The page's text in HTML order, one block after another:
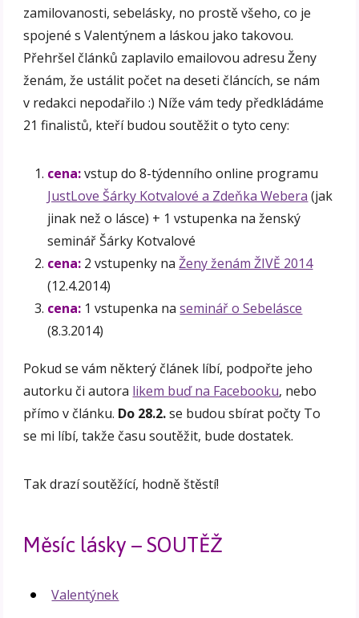
zamilovanosti, sebelásky, no prostě všeho, co je
spojené s Valentýnem a láskou jako takovou.
Přehršel článků zaplavilo emailovou adresu Ženy
ženám, že ustálit počet na deseti článcích, se nám
v redakci nepodařilo :) Níže vám tedy předkládáme
21 finalistů, kteří budou soutěžit o tyto ceny:
cena:vstup do 8-týdenního online programu
JustLove Šárky Kotvalové a Zdeňka Webera (jak
jinak než o lásce) + 1 vstupenka na ženský
seminář Šárky Kotvalové
cena: 2 vstupenky naŽeny ženám ŽIVĚ 2014
(12.4.2014)
cena: 1 vstupenka naseminář o Sebelásce
(8.3.2014)
Pokud se vám některý článek líbí, podpořte jeho
autorku či autora likem buď na Facebooku, nebo
přímo v článku. Do 28.2.se budou sbírat počty To
se mi líbí, takže času soutěžit, bude dostatek.
Tak drazí soutěžící, hodně štěstí!
Měsíc lásky – SOUTĚŽ
Valentýnek